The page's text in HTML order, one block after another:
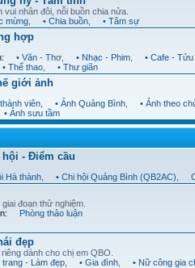
vui nhân đôi, nỗi buồn chia nửa.
mừng • Chia buồn • Tâm sự
hợp
• Văn - Thơ • Nhạc - Phim • Cafe -
• Thể thao • Thư giãn
giới ảnh
viên • Ảnh Quảng Bình • Ảnh theo
• Ảnh sưu tầm
hội - Điểm cầu
Hà thành • Chi hội Quảng Bình (QB2AC)
đoạn thử nghiệm.
Phòng thảo luận
đẹp
dành cho chị em QBO.
trang - Làm đẹp • Gia đình • Nữ công gia